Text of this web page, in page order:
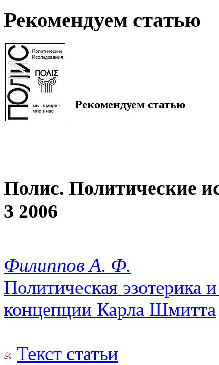
Рекомендуем статью
Рекомендуем статью
Полис. Политические
3 2006
Филиппов А. Ф.
Политическая эзотерика
концепции Карла Шмитта
Текст статьи